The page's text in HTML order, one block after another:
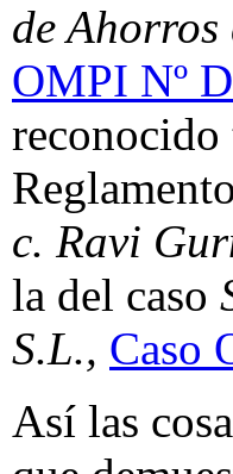
de
OMPI Nº
reconocido
c. Ravi
la del caso
S.L., Caso
Así las